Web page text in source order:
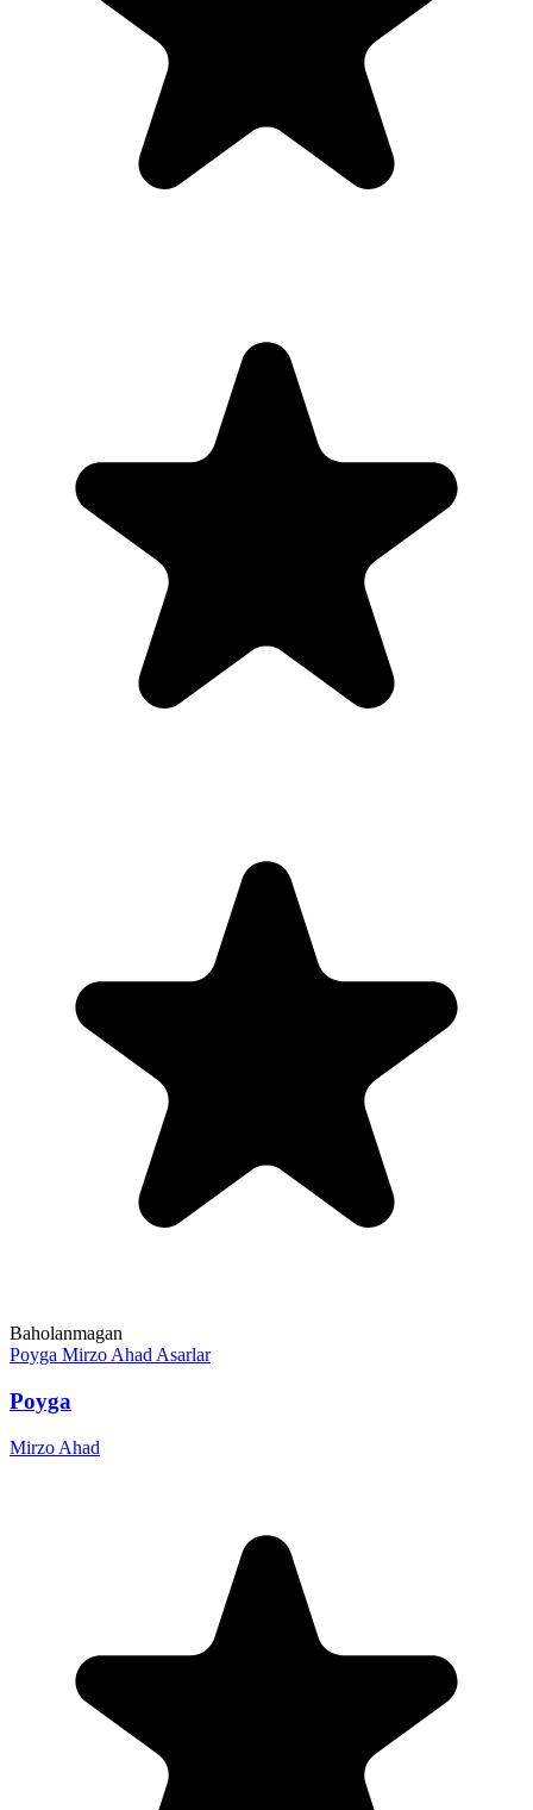
Baholanmagan
Poyga Mirzo AhadAsarlar
Poyga
Mirzo Ahad